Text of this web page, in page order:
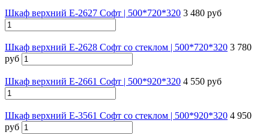
Шкаф верхний Е-2627 Софт | 500*720*320 3 480 руб
Шкаф верхний Е-2628 Софт со стеклом | 500*720*320 3 780
руб
Шкаф верхний Е-2661 Софт | 500*920*320 4 550 руб
Шкаф верхний Е-3561 Софт со стеклом | 500*920*320 4 950
руб